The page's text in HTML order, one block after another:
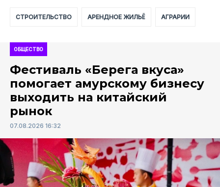
СТРОИТЕЛЬСТВО АРЕНДНОЕ ЖИЛЬЁ АГРАРИИ
ОБЩЕСТВО
Фестиваль «Берега вкуса»
помогает амурскому бизнесу
выходить на китайский
рынок
07.08.2026 16:32